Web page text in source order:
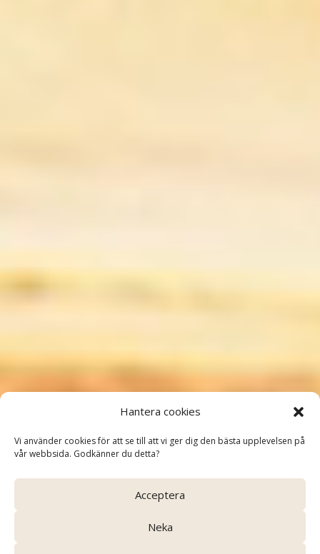
Hantera cookies
Vi använder cookies för att se till att vi ger dig den bästa upplevelsen på
vår webbsida. Godkänner du detta?
Acceptera
Neka
Grand Tours
– Resor med omtanke och
kvalitet